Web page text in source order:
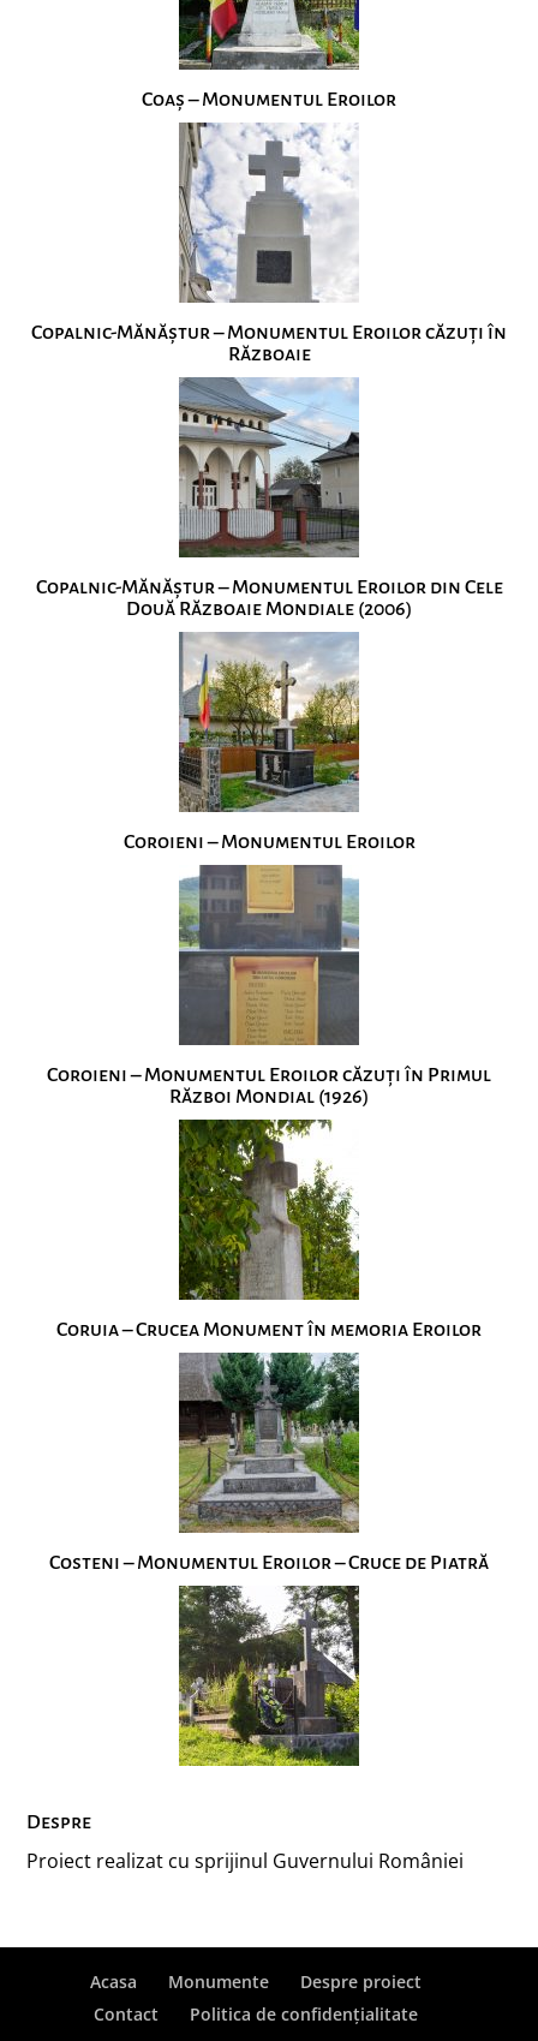
Coaș – Monumentul Eroilor
Copalnic-Mănăștur – Monumentul Eroilor căzuți în
Războaie
Copalnic-Mănăștur – Monumentul Eroilor din Cele
Două Războaie Mondiale (2006)
Coroieni – Monumentul Eroilor
Coroieni – Monumentul Eroilor căzuţi în Primul
Război Mondial (1926)
Coruia – Crucea Monument în memoria Eroilor
Costeni – Monumentul Eroilor – Cruce de Piatră
Despre
Proiect realizat cu sprijinul Guvernului României
Acasa Monumente
Despre proiect
Contact
Politica de confidențialitate